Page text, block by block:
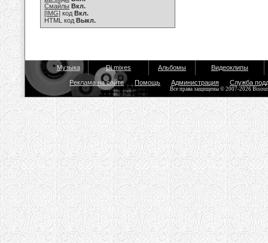
Смайлы Вкл.
[IMG] код Вкл.
HTML код Выкл.
Музыка Dj mixes Альбомы Видеоклипы
Реклама на сайте Помощь Администрация Служба
Все права защищены © 2007-2026